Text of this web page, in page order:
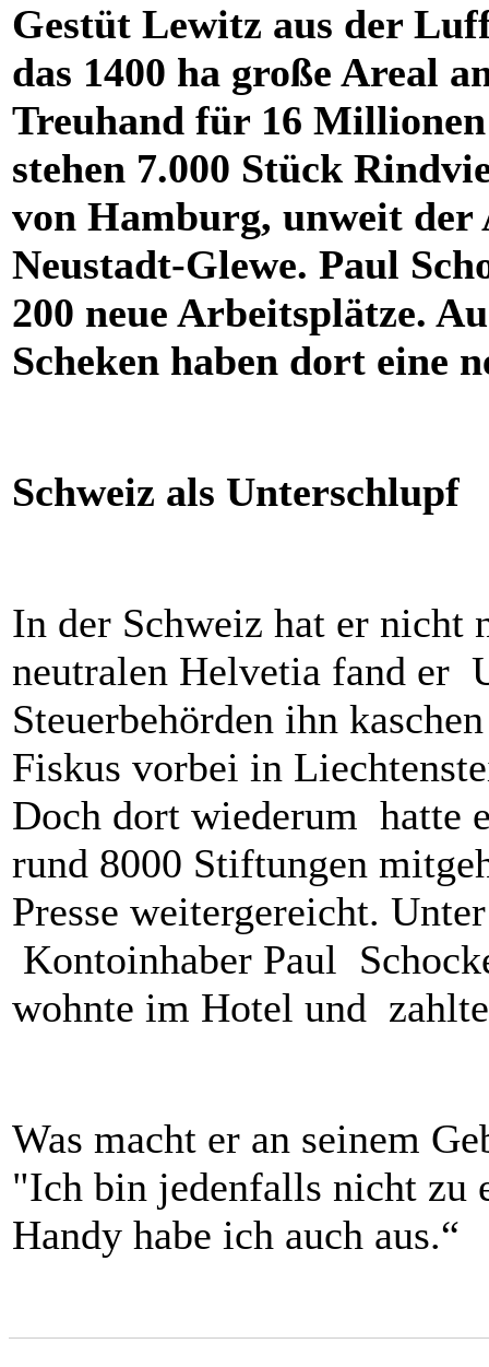
Gestüt Lewitz aus der
das 1400 ha große Areal
Treuhand für 16
stehen 7.000 Stück
von Hamburg, unweit
Neustadt-Glewe. Paul
200 neue Arbeitsplätze.
Scheken haben dort eine
Schweiz als Unterschlupf
In der Schweiz hat er nicht
neutralen Helvetia fand er
Steuerbehörden ihn
Fiskus vorbei in
Doch dort wiederum hatte
rund 8000 Stiftungen
Presse weitergereicht.
Kontoinhaber Paul
wohnte im Hotel und
Was macht er an seinem
"Ich bin jedenfalls nicht zu
Handy habe ich auch aus.“